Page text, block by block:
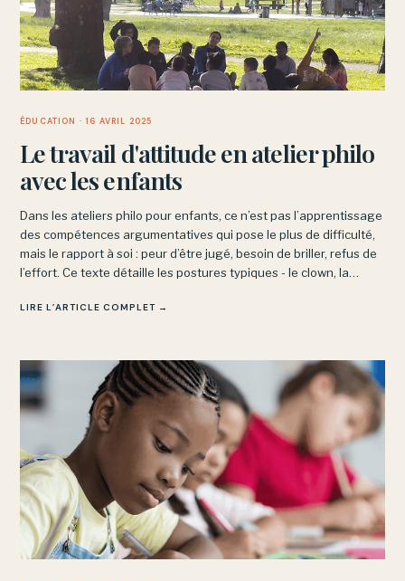
ÉDUCATION · 16 AVRIL 2025
Le travail d'attitude en atelier philo
avec les enfants
Dans les ateliers philo pour enfants, ce n’est pas l’apprentissage
des compétences argumentatives qui pose le plus de difficulté,
mais le rapport à soi : peur d’être jugé, besoin de briller, refus de
l’effort. Ce texte détaille les postures typiques - le clown, la
cachent.
LIRE L’ARTICLE COMPLET →